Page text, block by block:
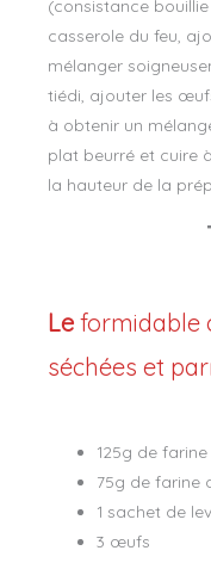
(consistance
casserole du feu,
mélanger
tiédi, ajouter les
à obtenir un
plat beurré et cuire
la hauteur de la
Le formidable
séchées et
125g de farine
75g de farine
1 sachet de
3 œufs